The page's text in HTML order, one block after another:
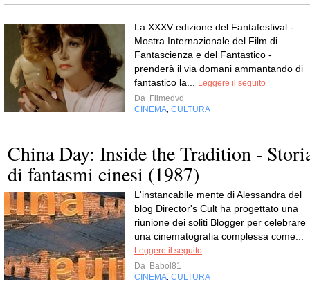
La XXXV edizione del Fantafestival -
Mostra Internazionale del Film di
Fantascienza e del Fantastico -
prenderà il via domani ammantando di
fantastico la...
Leggere il seguito
Da Filmedvd
CINEMA CULTURA
China Day: Inside the Tradition -
di fantasmi cinesi (1987)
L'instancabile mente di Alessandra del
blog Director's Cult ha progettato una
riunione dei soliti Blogger per celebrare
una cinematografia complessa come...
Leggere il seguito
Da Babol81
CINEMA CULTURA